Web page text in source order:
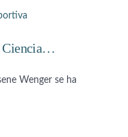
Ciencia…
Wenger se ha